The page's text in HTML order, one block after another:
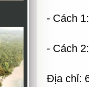
- Cách
- Cách
Địa chỉ: